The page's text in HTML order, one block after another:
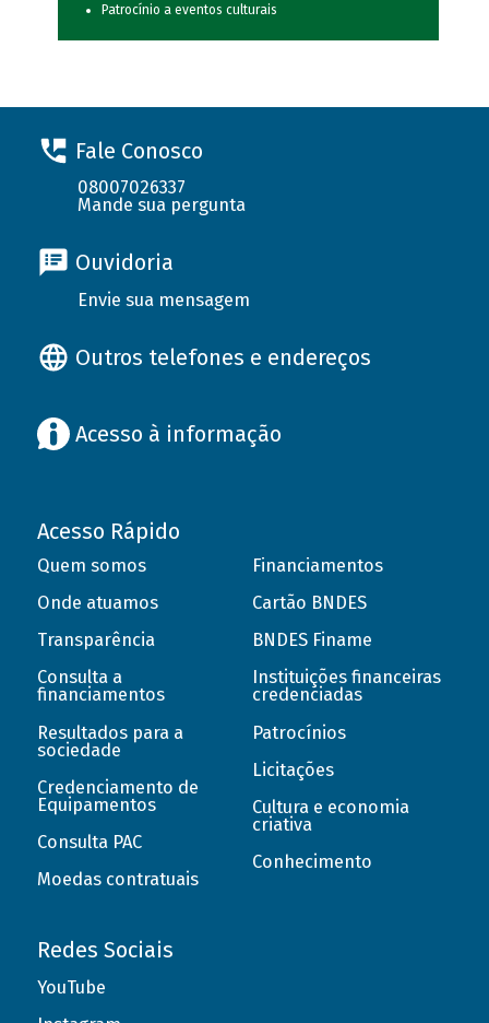
Patrocínio a eventos culturais
Fale Conosco
08007026337
Mande sua pergunta
Ouvidoria
Envie sua mensagem
Outros telefones e endereços
Acesso à informação
Acesso Rápido
Quem somos
Onde atuamos
Transparência
Consulta a
financiamentos
Resultados para a
sociedade
Credenciamento de
Equipamentos
Consulta PAC
Moedas contratuais
Financiamentos
Cartão BNDES
BNDES Finame
Instituições financeiras
credenciadas
Patrocínios
Licitações
Cultura e economia
criativa
Conhecimento
Redes Sociais
YouTube